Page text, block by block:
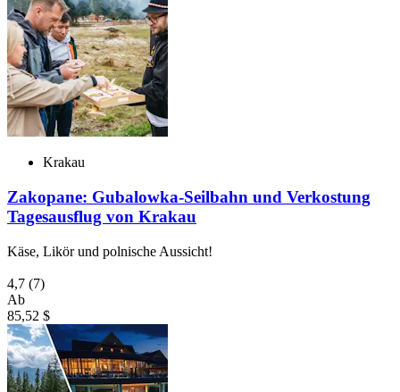
Krakau
Zakopane: Gubalowka-Seilbahn und Verkostung
Tagesausflug von Krakau
Käse, Likör und polnische Aussicht!
4,7 (7)
Ab
85,52 $